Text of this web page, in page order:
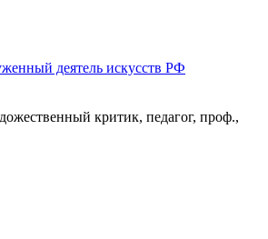
деятель искусств РФ
критик, педагог, проф.,